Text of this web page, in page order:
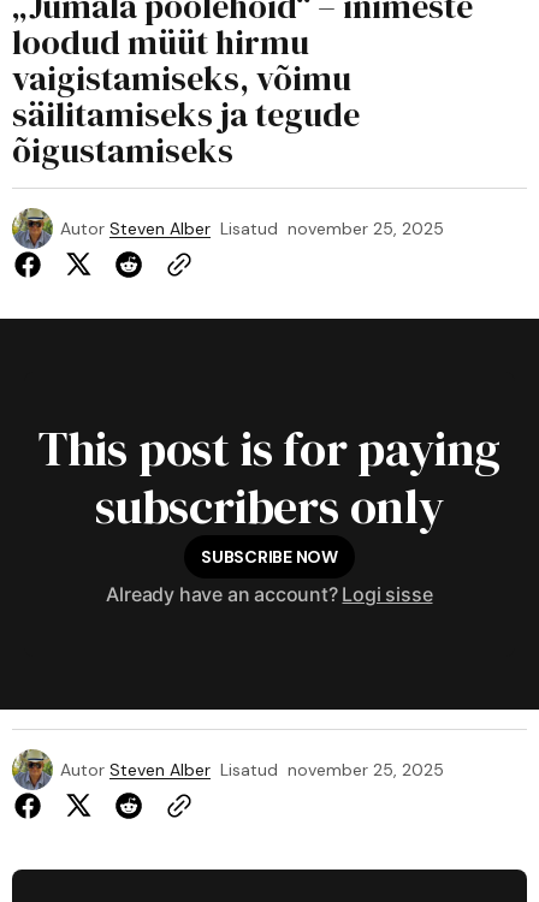
loodud müüt hirmu
vaigistamiseks, võimu
säilitamiseks ja tegude
õigustamiseks
Autor Steven Alber Lisatud november 25, 2025
This post is for paying
subscribers only
SUBSCRIBE NOW
Already have an account? Logi sisse
Autor Steven Alber Lisatud november 25, 2025